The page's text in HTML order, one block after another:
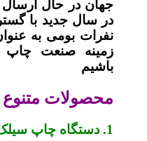
جهان در حال ارسال
در سال جدید با
نفرات بومی به
زمینه صنعت چاپ
باشیم
محصولات
1. دستگاه چاپ سیلک